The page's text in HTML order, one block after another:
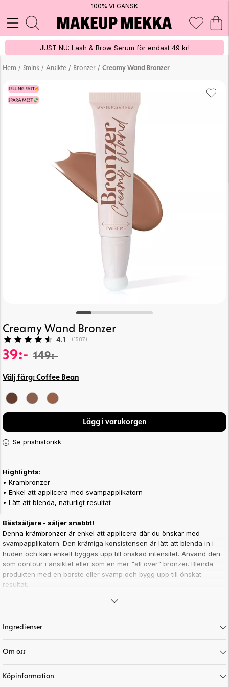
100% VEGANSK
JUST NU: Lash & Brow Serum för endast 49 kr!
Hem / Smink / Ansikte / Bronzer / Creamy Wand Bronzer
Creamy Wand Bronzer
Snittbetyg:
4.1 (röster:
1587)
39:- 149:-
Välj färg:Coffee Bean
Lägg i varukorgen
Se prishistorikk
Highlights:
• Krämbronzer
• Enkel att applicera med svampapplikatorn
• Lätt att blenda, naturligt resultat
Bästsäljare - säljer snabbt!
Denna krämbronzer är enkel att applicera där du önskar med
svampapplikatorn. Den krämiga konsistensen är lätt att blenda in i
huden och kan enkelt byggas upp till önskad intensitet. Använd den
som contour i ansiktet eller som en mer "all over" bronzer. Blenda
produkten med en borste eller svamp och bygg upp till önskat
resultat.
Vi har upptäckt ett produktionsfel på några av produkterna, där
färgnamnen är felmärkta. Det kan därför stå ett felaktigt namn på
med färgnamnet på hemsidan. Har du några frågor, kontakta
kundtjänst. Vi beklagar förvirringen!
Ingredienser
Om oss
Köpinformation